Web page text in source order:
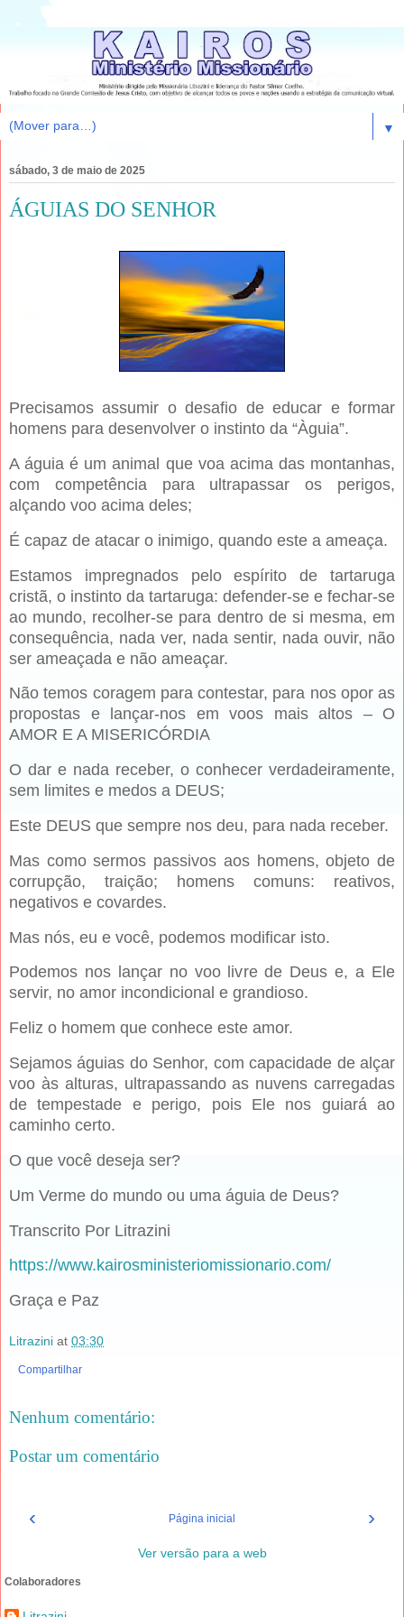
▼
sábado, 3 de maio de 2025
ÁGUIAS DO SENHOR
Precisamos assumir o desafio de educar e formar
homens para desenvolver o instinto da “Àguia”.
A águia é um animal que voa acima das montanhas,
com competência para ultrapassar os perigos,
alçando voo acima deles;
É capaz de atacar o inimigo, quando este a ameaça.
Estamos impregnados pelo espírito de tartaruga
cristã, o instinto da tartaruga: defender-se e fechar-se
ao mundo, recolher-se para dentro de si mesma, em
consequência, nada ver, nada sentir, nada ouvir, não
ser ameaçada e não ameaçar.
Não temos coragem para contestar, para nos opor as
propostas e lançar-nos em voos mais altos – O
AMOR E A MISERICÓRDIA
O dar e nada receber, o conhecer verdadeiramente,
sem limites e medos a DEUS;
Este DEUS que sempre nos deu, para nada receber.
Mas como sermos passivos aos homens, objeto de
corrupção, traição; homens comuns: reativos,
negativos e covardes.
Mas nós, eu e você, podemos modificar isto.
Podemos nos lançar no voo livre de Deus e, a Ele
servir, no amor incondicional e grandioso.
Feliz o homem que conhece este amor.
Sejamos águias do Senhor, com capacidade de alçar
voo às alturas, ultrapassando as nuvens carregadas
de tempestade e perigo, pois Ele nos guiará ao
caminho certo.
O que você deseja ser?
Um Verme do mundo ou uma águia de Deus?
Transcrito Por Litrazini
https://www.kairosministeriomissionario.com/
Graça e Paz
Litrazini at 03:30
Compartilhar
Nenhum comentário:
Postar um comentário
‹ ›
Página inicial
Ver versão para a web
Colaboradores